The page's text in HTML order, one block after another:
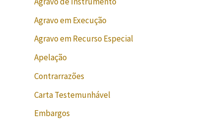
Agravo em Execução
Agravo em Recurso Especial
Apelação
Contrarrazões
Carta Testemunhável
Embargos